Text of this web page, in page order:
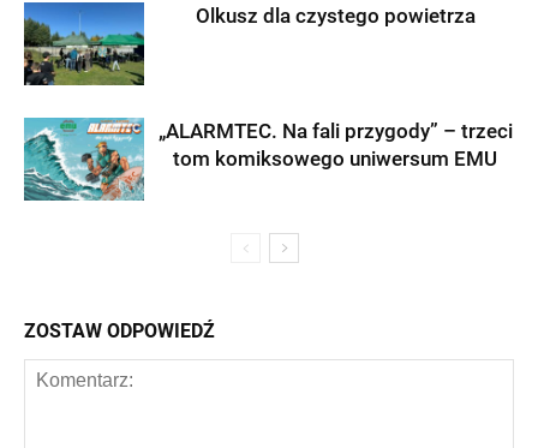
Olkusz dla czystego powietrza
„ALARMTEC. Na fali przygody” – trzeci
tom komiksowego uniwersum EMU
ZOSTAW ODPOWIEDŹ